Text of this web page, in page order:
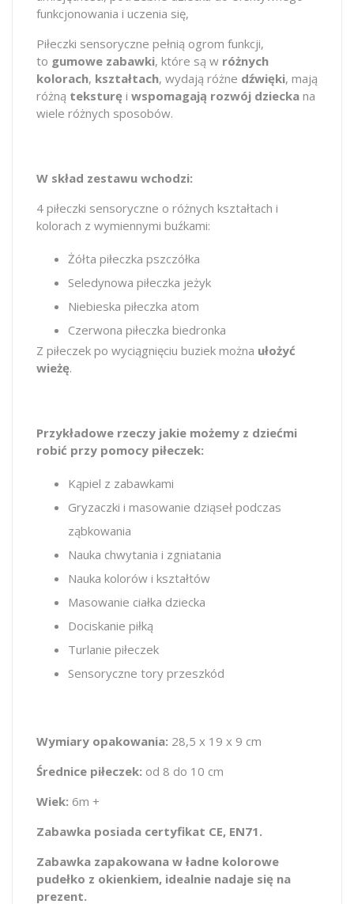
funkcjonowania i uczenia się,
Piłeczki sensoryczne pełnią ogrom funkcji,
to gumowe zabawki, które są w różnych
kolorach, kształtach, wydają różne dźwięki, mają
różną teksturę i wspomagają rozwój dziecka na
wiele różnych sposobów.
W skład zestawu wchodzi:
4 piłeczki sensoryczne o różnych kształtach i
kolorach z wymiennymi buźkami:
Żółta piłeczka pszczółka
Seledynowa piłeczka jeżyk
Niebieska piłeczka atom
Czerwona piłeczka biedronka
Z piłeczek po wyciągnięciu buziek można ułożyć
wieżę.
Przykładowe rzeczy jakie możemy z dziećmi
robić przy pomocy piłeczek:
Kąpiel z zabawkami
Gryzaczki i masowanie dziąseł podczas
ząbkowania
Nauka chwytania i zgniatania
Nauka kolorów i kształtów
Masowanie ciałka dziecka
Dociskanie piłką
Turlanie piłeczek
Sensoryczne tory przeszkód
Wymiary opakowania: 28,5 x 19 x 9 cm
Średnice piłeczek: od 8 do 10 cm
Wiek: 6m +
Zabawka posiada certyfikat CE, EN71.
Zabawka zapakowana w ładne kolorowe
pudełko z okienkiem, idealnie nadaje się na
prezent.